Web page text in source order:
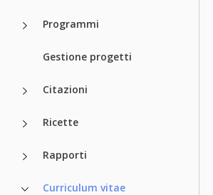
Programmi
Gestione progetti
Citazioni
Ricette
Rapporti
Curriculum vitae